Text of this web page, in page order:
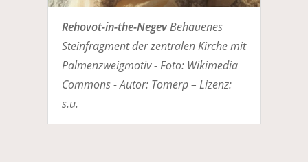
Rehovot-in-the-NegevBehauenes
Steinfragment der zentralen Kirche mit
Palmenzweigmotiv - Foto: Wikimedia
Commons - Autor: Tomerp – Lizenz:
s.u.